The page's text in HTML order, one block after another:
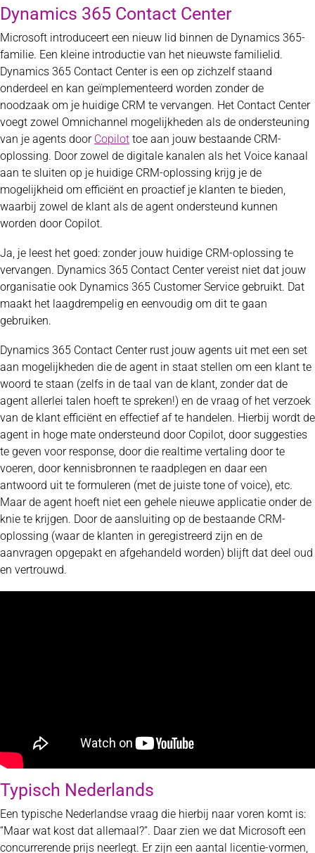
Dynamics 365 Contact Center
Microsoft introduceert een nieuw lid binnen de Dynamics 365-
familie. Een kleine introductie van het nieuwste familielid.
Dynamics 365 Contact Center is een op zichzelf staand
onderdeel en kan geïmplementeerd worden zonder de
noodzaak om je huidige CRM te vervangen. Het Contact Center
voegt zowel Omnichannel mogelijkheden als de ondersteuning
van je agents door Copilot toe aan jouw bestaande CRM-
oplossing. Door zowel de digitale kanalen als het Voice kanaal
aan te sluiten op je huidige CRM-oplossing krijg je de
mogelijkheid om efficiënt en proactief je klanten te bieden,
waarbij zowel de klant als de agent ondersteund kunnen
worden door Copilot.
Ja, je leest het goed: zonder jouw huidige CRM-oplossing te
vervangen. Dynamics 365 Contact Center vereist niet dat jouw
organisatie ook Dynamics 365 Customer Service gebruikt. Dat
maakt het laagdrempelig en eenvoudig om dit te gaan
gebruiken.
Dynamics 365 Contact Center rust jouw agents uit met een set
aan mogelijkheden die de agent in staat stellen om een klant te
woord te staan (zelfs in de taal van de klant, zonder dat de
agent allerlei talen hoeft te spreken!) en de vraag of het verzoek
van de klant efficiënt en effectief af te handelen. Hierbij wordt de
agent in hoge mate ondersteund door Copilot, door suggesties
te geven voor response, door die realtime vertaling door te
voeren, door kennisbronnen te raadplegen en daar een
antwoord uit te formuleren (met de juiste tone of voice), etc.
Maar de agent hoeft niet een gehele nieuwe applicatie onder de
knie te krijgen. Door de aansluiting op de bestaande CRM-
oplossing (waar de klanten in geregistreerd zijn en de
aanvragen opgepakt en afgehandeld worden) blijft dat deel oud
en vertrouwd.
Typisch Nederlands
Een typische Nederlandse vraag die hierbij naar voren komt is:
“Maar wat kost dat allemaal?”. Daar zien we dat Microsoft een
concurrerende prijs neerlegt. Er zijn een aantal licentie-vormen,